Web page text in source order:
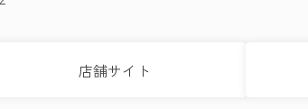
店舗サイト